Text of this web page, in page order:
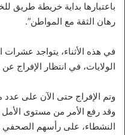
باعتبارها بداية خريطة طريق
رهان الثقة مع المواطن”.
في هذه الأثناء، يتواجد
الولايات، في انتظار الإفراج
وتم الإفراج حتى الآن على
وقد رفع الأمر من مستوى الأمل
النشطاء، على رأسهم الصحفي